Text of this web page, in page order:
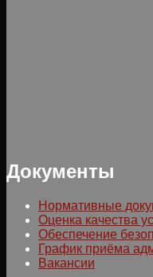
Документы
Нормативные
Оценка качества
Обеспечение
График приёма
Вакансии